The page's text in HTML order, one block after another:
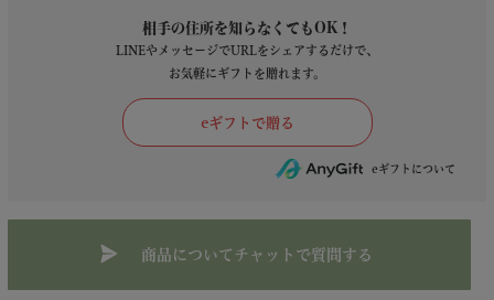
相手の住所を知らなくてもOK！
LINEやメッセージでURLをシェアするだけで、
お気軽にギフトを贈れます。
商品についてチャットで質問する